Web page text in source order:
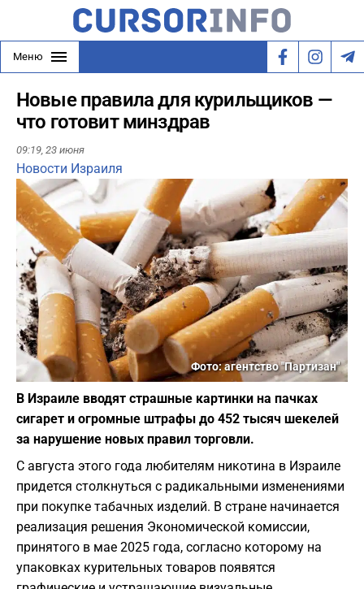
Меню
Новые правила для курильщиков —
что готовит минздрав
09:19, 23 июня
Новости Израиля
Фото: агентство "Партизан"
В Израиле вводят страшные картинки на пачках
сигарет и огромные штрафы до 452 тысяч шекелей
за нарушение новых правил торговли.
С августа этого года любителям никотина в Израиле
придется столкнуться с радикальными изменениями
при покупке табачных изделий. В стране начинается
реализация решения Экономической комиссии,
принятого в мае 2025 года, согласно которому на
упаковках курительных товаров появятся